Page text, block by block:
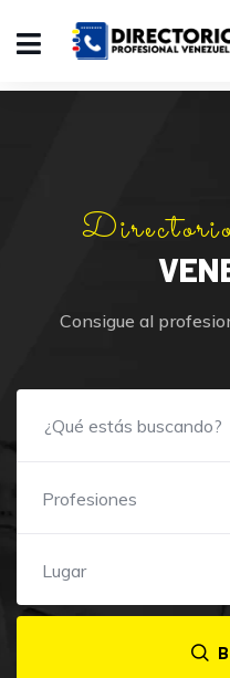
Consigue al
Profesiones
Lugar